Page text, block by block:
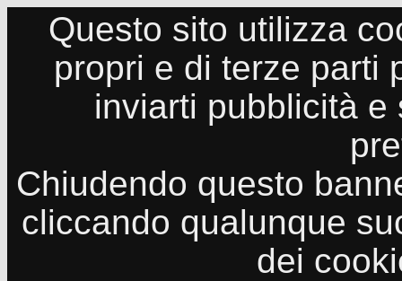
Questo sito utilizza
propri e di terze parti
inviarti pubblicità
Chiudendo questo
cliccando qualunque
dei